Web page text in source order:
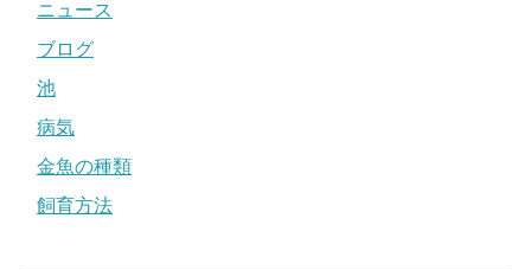
ニュース
ブログ
池
病気
金魚の種類
飼育方法